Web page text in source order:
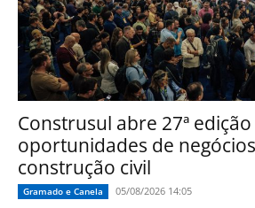
Construsul abre 27ª
oportunidades de
construção civil
Gramado e Canela 05/08/2026 14:05